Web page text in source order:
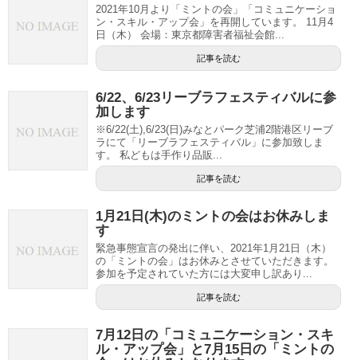
2021年10月より「ミントの会」「コミュニケーショ
ン・スキル・アップ会」を再開しています。 11月4
日（木） 会場：東京都障害者福祉会館...
記事を読む
6/22、6/23リーブラフェスティバルに参
加します
※6/22(土),6/23(日)みなとパーク芝浦2階港区リーブ
ラにて「リーブラフェスティバル」に参加致しま
す。 私どもは手作り品販...
記事を読む
1月21日(木)のミントの会はお休みしま
す
緊急事態宣言の発出に伴い、2021年1月21日（木）
の「ミントの会」はお休みとさせていただきます。
参加を予定されていた方には大変申し訳あり...
記事を読む
7月12日の「コミュニケーション・スキ
ル・アップ会」と7月15日の「ミントの